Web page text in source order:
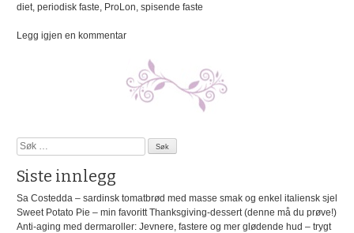
diet, periodisk faste ProLon spisende faste
Legg igjen en kommentarpå
imiterende
diett
kan
redusere
leve
lengre
Søk
etter:
Siste innlegg
Sa Costedda – sardinsk tomatbrød med masse smak og enkel italiensk sjel
Sweet Potato Pie – min favoritt Thanksgiving-dessert (denne må du prøve!)
Anti-aging med dermaroller: Jevnere, fastere og mer glødende hud – trygt